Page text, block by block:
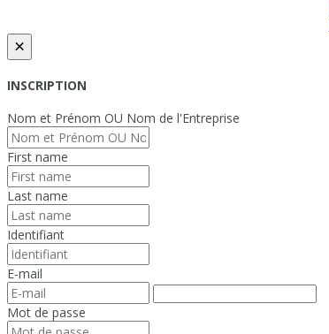
×
INSCRIPTION
Nom et Prénom OU Nom de l'Entreprise
First name
Last name
Identifiant
E-mail
Mot de passe